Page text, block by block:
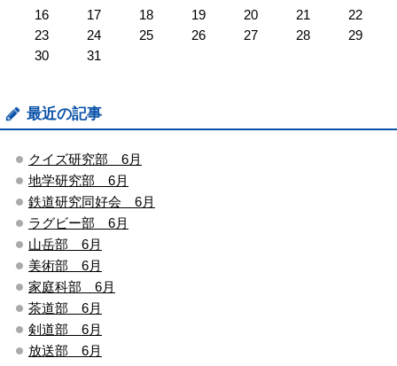
16
17 18 19 20 21
22
23
24 25 26 27 28
29
30
31
最近の記事
クイズ研究部 6月
地学研究部 6月
鉄道研究同好会 6月
ラグビー部 6月
山岳部 6月
美術部 6月
家庭科部 6月
茶道部 6月
剣道部 6月
放送部 6月